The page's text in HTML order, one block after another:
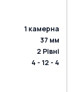
1 камерна
37 мм
2 Рівні
4 - 12 - 4